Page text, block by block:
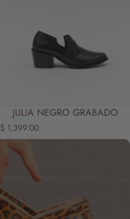
JULIA NEGRO GRABADO
$ 1,399.00